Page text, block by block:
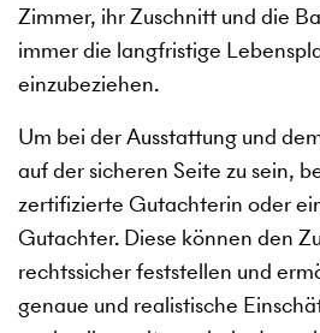
Zimmer, ihr Zuschnitt und die
immer die langfristige
einzubeziehen.
Um bei der Ausstattung und
auf der sicheren Seite zu sein,
zertifizierte Gutachterin oder
Gutachter. Diese können den
rechtssicher feststellen und
genaue und realistische